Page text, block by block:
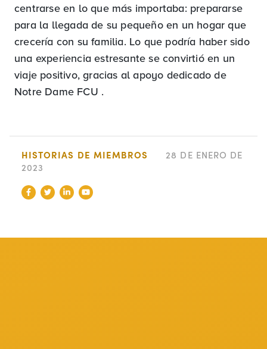
centrarse en lo que más importaba: prepararse
para la llegada de su pequeño en un hogar que
crecería con su familia. Lo que podría haber sido
una experiencia estresante se convirtió en un
viaje positivo, gracias al apoyo dedicado de
Notre Dame FCU .
HISTORIAS DE MIEMBROS
28 DE ENERO DE
2023